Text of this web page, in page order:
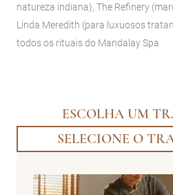
natureza indiana), The Refinery
Linda Meredith (para luxuosos
todos os rituais do Mandalay Spa
ESCOLHA UM
SELECIONE O